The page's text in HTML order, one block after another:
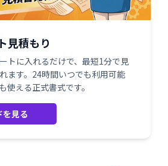
見積もり
トに入れるだけで、最短1分で見
ます。24時間いつでも利用可能
使える正式書式です。
を見る